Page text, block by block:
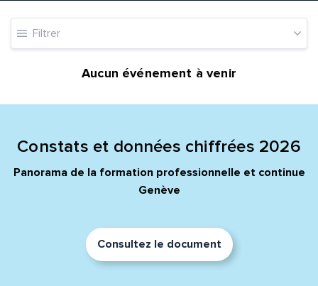
Filtrer
Aucun événement à venir
Constats et données chiffrées 2026
Panorama de la formation professionnelle et continue
Genève
Consultez le document
Message*
Commentaire*